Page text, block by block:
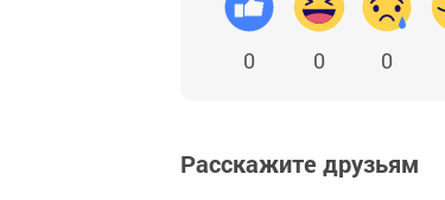
0 0 0
Расскажите друзьям